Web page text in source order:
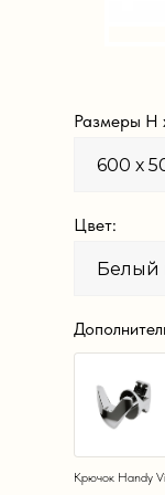
Размеры H
Цвет:
Крючок Handy